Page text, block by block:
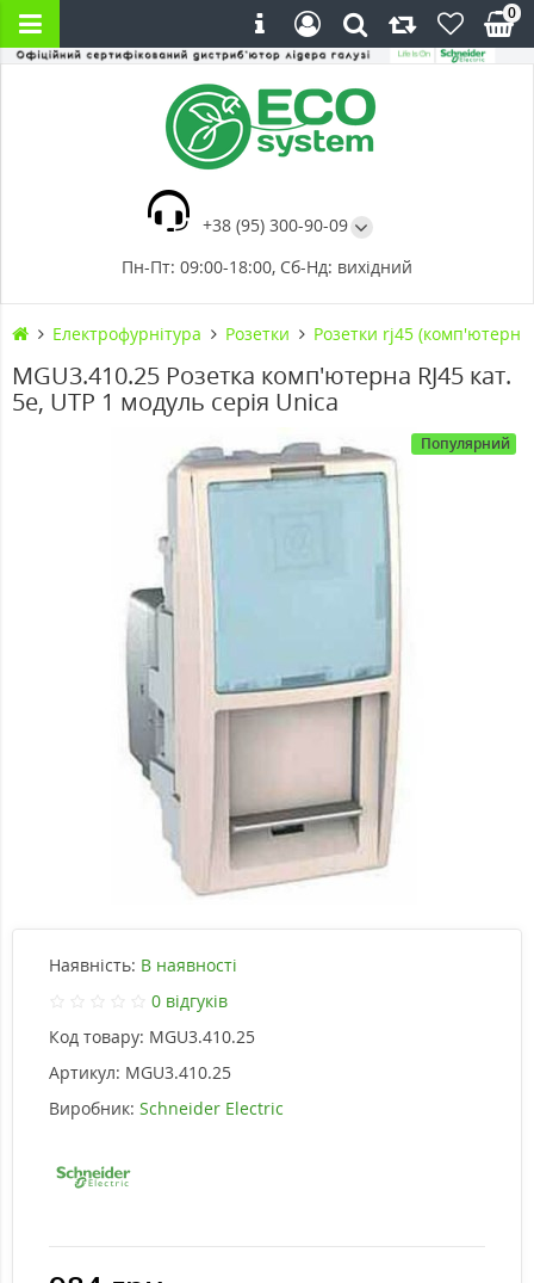
+38 (95) 300-90-09
Пн-Пт: 09:00-18:00, Сб-Нд: вихідний
0
Електрофурнітура Розетки Розетки rj45 (комп'ютерні)
MGU3.410.25 Розетка комп'ютерна RJ45 кат.
5е, UTP 1 модуль серія Unica
Популярний
Наявність: В наявності
0 відгуків
Код товару: MGU3.410.25
Артикул: MGU3.410.25
Виробник: Schneider Electric